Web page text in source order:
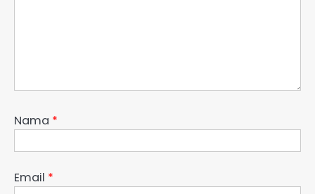
Nama *
Email *